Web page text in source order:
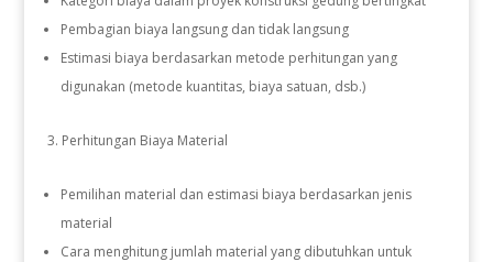
Pembagian biaya langsung dan tidak langsung
Estimasi biaya berdasarkan metode perhitungan yang
digunakan (metode kuantitas, biaya satuan, dsb.)
Perhitungan Biaya Material
Pemilihan material dan estimasi biaya berdasarkan jenis
material
Cara menghitung jumlah material yang dibutuhkan untuk